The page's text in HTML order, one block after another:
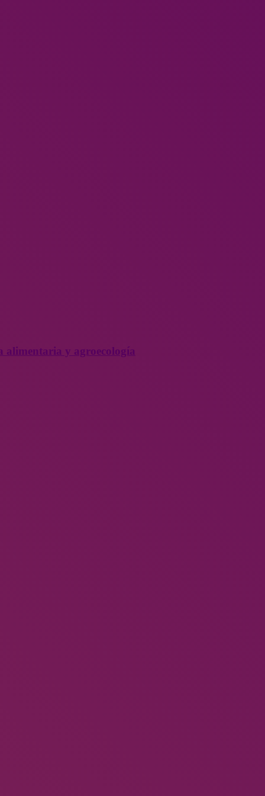
alimentaria y agroecología